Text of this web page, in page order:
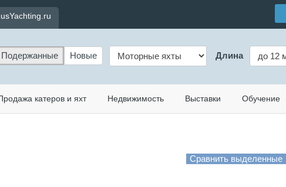
Подержанные Новые Длина
катеров и яхт Недвижимость Выставки Обучение